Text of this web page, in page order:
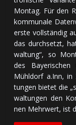
Montag. Für den
kom­mu­na­le
ers­te voll­stän­dig
das durch­setzt,
wal­tung“, so
des Baye­ri­schen
Mühldorf a.Inn, in
tun­gen bie­tet die
wal­tun­gen den
nen Mehr­wert, ist